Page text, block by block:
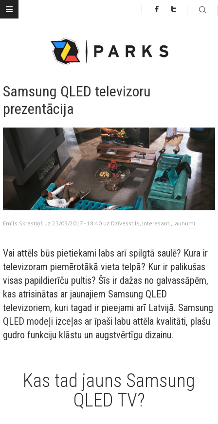
Samsung QLED televizoru
prezentācija
Emīls Skrastiņš uz 23/03/2017 - 18:40 uz Dzīvesstils, Interesanti,Jaunumi
Vai attēls būs pietiekami labs arī spilgtā saulē? Kura ir
televizoram piemērotākā vieta telpā? Kur ir palikušas
visas papildierīču pultis? Šīs ir dažas no galvassāpēm,
kas atrisinātas ar jaunajiem Samsung QLED
televizoriem, kuri tagad ir pieejami arī Latvijā. Samsung
QLED modeļi izceļas ar īpaši labu attēla kvalitāti, plašu
gudro funkciju klāstu un augstvērtīgu dizainu.
Kas tad jauns Samsung
QLED TV?